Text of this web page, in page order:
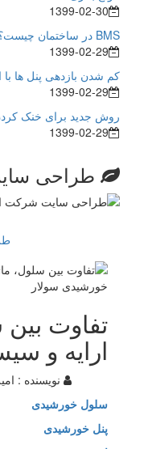
1399-02-30
BMS در ساختمان چیست؟
1399-02-29
کم شدن بازدهی پنل ها با
1399-02-29
روش جدید برای خنک
1399-02-29
طراحی
تفاوت
ارایه و
نویسنده :
سلول خورشیدی
پنل خورشیدی